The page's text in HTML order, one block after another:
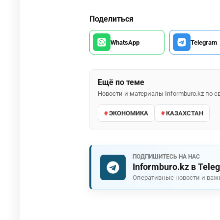
Поделиться
WhatsApp Telegram
Ещё по теме
Новости и материалы Informburo.kz по
ЭКОНОМИКА КАЗАХСТАН
ПОДПИШИТЕСЬ НА НАС
Informburo.kz в
Оперативные новости и